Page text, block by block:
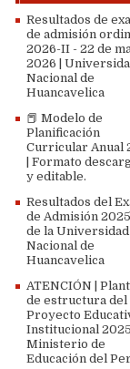
Resultados de
de admisión
2026-II - 22 de
2026 |
Nacional de
Huancavelica
📕 Modelo de
Planificación
Curricular Anual
| Formato
y editable.
Resultados del
de Admisión
de la Universidad
Nacional de
Huancavelica
ATENCIÓN |
de estructura del
Proyecto
Institucional 2025 |
Ministerio de
Educación del